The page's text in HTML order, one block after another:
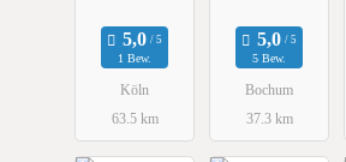
1 Bew.
Köln
63.5 km
5 Bew.
Bochum
37.3 km